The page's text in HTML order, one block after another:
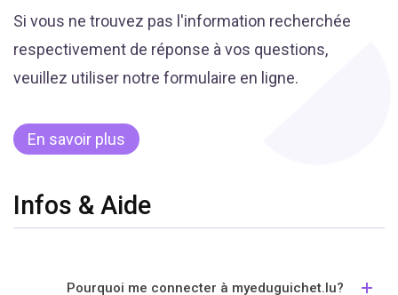
Si vous ne trouvez pas l'information recherchée
respectivement de réponse à vos questions,
veuillez utiliser notre formulaire en ligne.
En savoir plus
Infos & Aide
Pourquoi me connecter à myeduguichet.lu?